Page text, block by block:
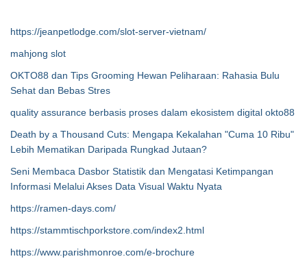
https://jeanpetlodge.com/slot-server-vietnam/
mahjong slot
OKTO88 dan Tips Grooming Hewan Peliharaan: Rahasia Bulu
Sehat dan Bebas Stres
quality assurance berbasis proses dalam ekosistem digital okto88
Death by a Thousand Cuts: Mengapa Kekalahan "Cuma 10 Ribu"
Lebih Mematikan Daripada Rungkad Jutaan?
Seni Membaca Dasbor Statistik dan Mengatasi Ketimpangan
Informasi Melalui Akses Data Visual Waktu Nyata
https://ramen-days.com/
https://stammtischporkstore.com/index2.html
https://www.parishmonroe.com/e-brochure